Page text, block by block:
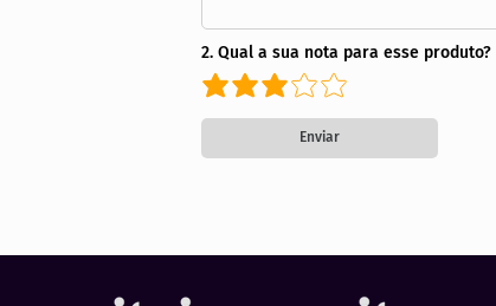
2. Qual a sua nota para esse produto?
Enviar